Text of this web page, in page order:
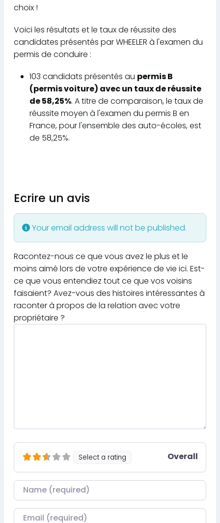
choix !
Voici les résultats et le taux de réussite des
candidates présentés par WHEELER à l'examen du
permis de conduire :
103 candidats présentés au permis B
(permis voiture) avec un taux de réussite
de 58,25%. A titre de comparaison, le taux de
réussite moyen à l'examen du permis B en
France, pour l'ensemble des auto-écoles, est
de 58,25%.
Ecrire un avis
Your email address will not be published.
Racontez-nous ce que vous avez le plus et le
moins aimé lors de votre expérience de vie ici. Est-
ce que vous entendiez tout ce que vos voisins
faisaient? Avez-vous des histoires intéressantes à
raconter à propos de la relation avec votre
propriétaire ?
Select a rating Overall
Nom
Courriel